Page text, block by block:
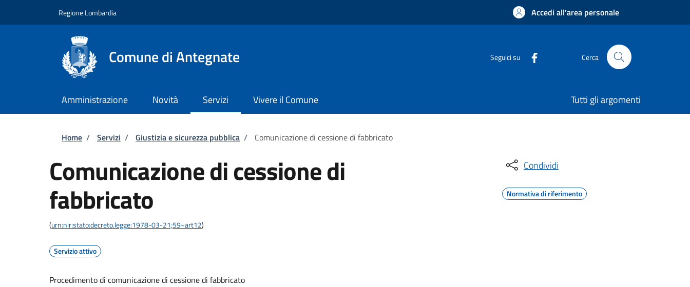
Regione Lombardia Accedi all'area personale
Comune di Antegnate Seguici su Cerca
Amministrazione Novità Servizi Vivere il Comune Tutti gli argomenti
Briciole di pane
Home / Servizi / Giustizia e sicurezza pubblica / Comunicazione di cessione di fabbricato
Comunicazione di cessione di
fabbricato
(urn:nir:stato:decreto.legge:1978-03-21;59~art12)
Servizio attivo
Procedimento di comunicazione di cessione di fabbricato
Condividi
Normativa di riferimento